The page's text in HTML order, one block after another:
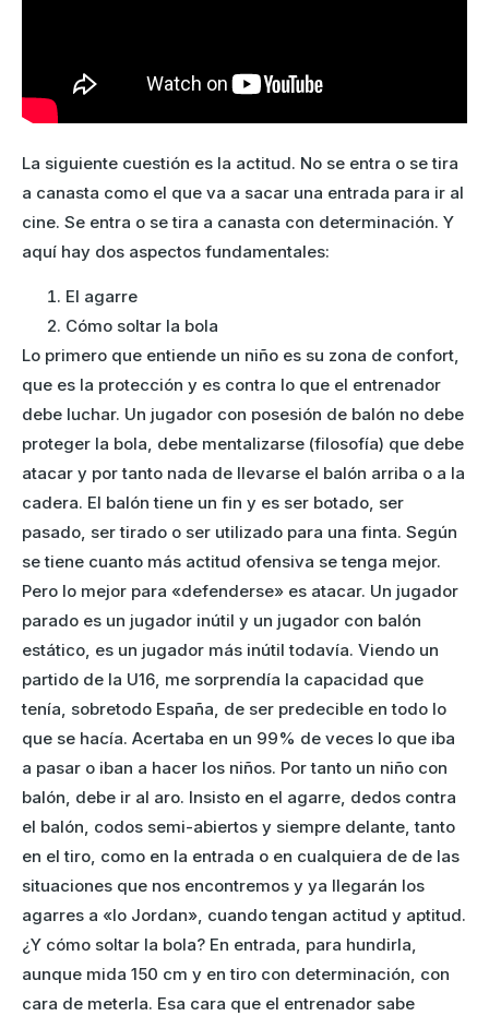
La siguiente cuestión es la actitud. No se entra o se tira
a canasta como el que va a sacar una entrada para ir al
cine. Se entra o se tira a canasta con determinación. Y
aquí hay dos aspectos fundamentales:
El agarre
Cómo soltar la bola
Lo primero que entiende un niño es su zona de confort,
que es la protección y es contra lo que el entrenador
debe luchar. Un jugador con posesión de balón no debe
proteger la bola, debe mentalizarse (filosofía) que debe
atacar y por tanto nada de llevarse el balón arriba o a la
cadera. El balón tiene un fin y es ser botado, ser
pasado, ser tirado o ser utilizado para una finta. Según
se tiene cuanto más actitud ofensiva se tenga mejor.
Pero lo mejor para «defenderse» es atacar. Un jugador
parado es un jugador inútil y un jugador con balón
estático, es un jugador más inútil todavía. Viendo un
partido de la U16, me sorprendía la capacidad que
tenía, sobretodo España, de ser predecible en todo lo
que se hacía. Acertaba en un 99% de veces lo que iba
a pasar o iban a hacer los niños. Por tanto un niño con
balón, debe ir al aro. Insisto en el agarre, dedos contra
el balón, codos semi-abiertos y siempre delante, tanto
en el tiro, como en la entrada o en cualquiera de de las
situaciones que nos encontremos y ya llegarán los
agarres a «lo Jordan», cuando tengan actitud y aptitud.
¿Y cómo soltar la bola? En entrada, para hundirla,
aunque mida 150 cm y en tiro con determinación, con
cara de meterla. Esa cara que el entrenador sabe